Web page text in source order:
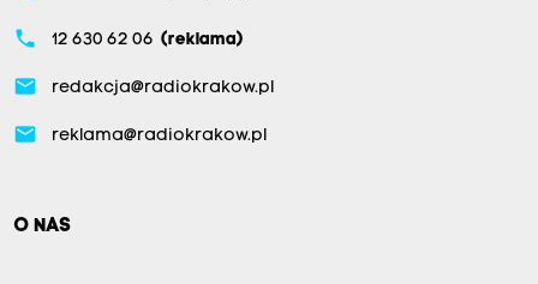
phone 12 630 62 06 (reklama)
email redakcja@radiokrakow.pl
email reklama@radiokrakow.pl
O NAS